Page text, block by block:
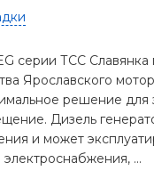
серии ТСС Славянка
Ярославского
решение для
Дизель
и может
...